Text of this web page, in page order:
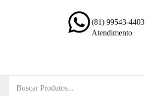
(81) 99543-4403
Atendimento